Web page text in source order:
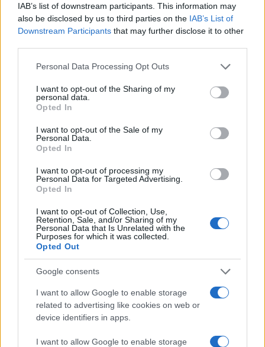
IAB’s list of downstream participants. This information may
also be disclosed by us to third parties on the IAB’s List of
Downstream Participants that may further disclose it to other
Please note that this website/app uses one or more Google
not limited to your visit or usage behaviour. You may click to
grant or deny consent to Google and its third-party tags to
use your data for below specified purposes in below Google
consent section.
Personal Data Processing Opt Outs
I want to opt-out of the Sharing of my
personal data.
Opted In
I want to opt-out of the Sale of my
Personal Data.
Opted In
I want to opt-out of processing my
Personal Data for Targeted Advertising.
Opted In
I want to opt-out of Collection, Use,
Retention, Sale, and/or Sharing of my
Personal Data that Is Unrelated with the
Purposes for which it was collected.
Opted Out
Google consents
I want to allow Google to enable storage
related to advertising like cookies on web or
device identifiers in apps.
I want to allow Google to enable storage